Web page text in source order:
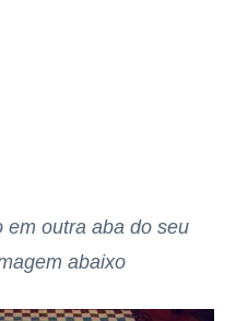
em outra aba do seu
abaixo